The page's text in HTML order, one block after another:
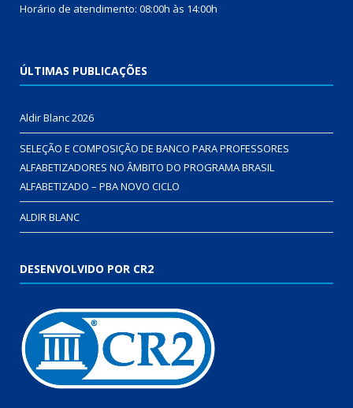
Horário de atendimento: 08:00h às 14:00h
ÚLTIMAS PUBLICAÇÕES
Aldir Blanc 2026
SELEÇÃO E COMPOSIÇÃO DE BANCO PARA PROFESSORES
ALFABETIZADORES NO ÂMBITO DO PROGRAMA BRASIL
ALFABETIZADO – PBA NOVO CICLO
ALDIR BLANC
DESENVOLVIDO POR CR2